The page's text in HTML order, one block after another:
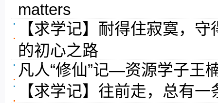
matters
【求学记】耐得住寂寞，
的初心之路
凡人“修仙”记—资源学子王
【求学记】往前走，总有